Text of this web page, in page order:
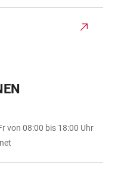
von 08:00 bis 18:00 Uhr